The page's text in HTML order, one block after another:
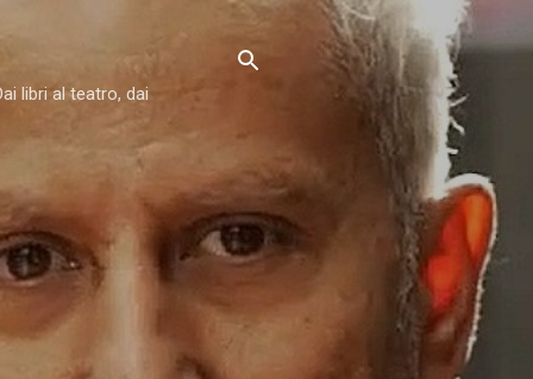
libri al teatro, dai